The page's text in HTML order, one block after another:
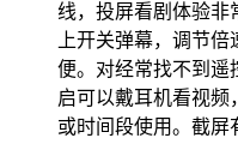
线，投屏看剧体验非
上开关弹幕，调节
便。对经常找不到遥
启可以戴耳机看视频
或时间段使用。截屏